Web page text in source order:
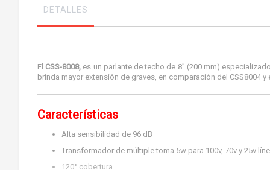
imágenes
DETALLES
El CSS-8008, es un parlante de techo de 8” (200 mm)
brinda mayor extensión de graves, en comparación del CSS8004 y
Características
Alta sensibilidad de 96 dB
Transformador de múltiple toma 5w para 100v, 70v y 25v
120° cobertura